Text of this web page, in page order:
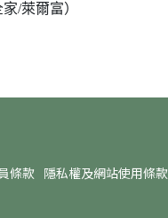
/萊爾富）
條款 隱私權及網站使用條款